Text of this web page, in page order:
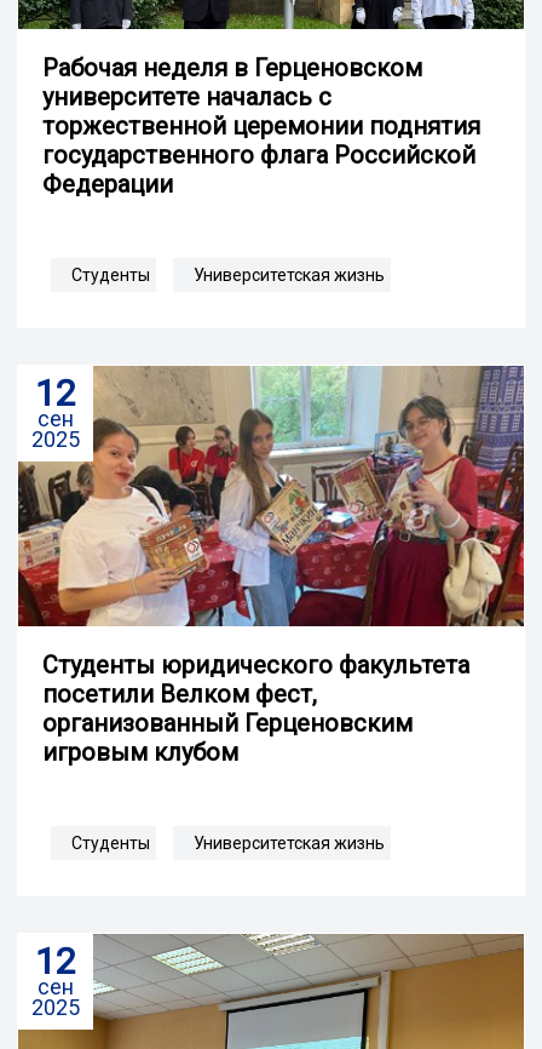
Рабочая неделя в Герценовском
университете началась с
торжественной церемонии поднятия
государственного флага Российской
Федерации
Студенты Университетская жизнь
12
сен
2025
Студенты юридического факультета
посетили Велком фест,
организованный Герценовским
игровым клубом
Студенты Университетская жизнь
12
сен
2025